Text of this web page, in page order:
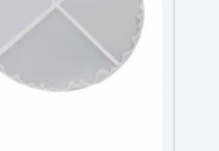
i do płyty
użytku,
i czyszczeniu.
CM Uwaga: Do
agresywnych